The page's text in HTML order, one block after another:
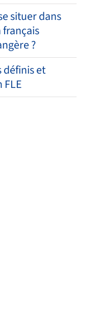
situer dans
français
?
définis et